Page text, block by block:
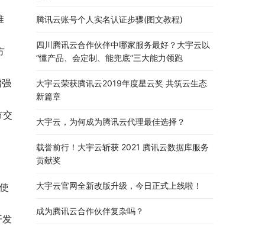
交
发
腾讯云账号个人实名认证步骤(图文教程)
四川腾讯云合作伙伴中哪家服务最好？大宇云以
“懂产品、会定制、能兜底”三大能力领跑
大宇云荣获腾讯云2019年度星云奖 共筑云生态
新篇章
大宇云，为何成为腾讯云代理最佳选择？
载誉前行！大宇云斩获 2021 腾讯云数据库服务
贡献奖
大宇云官网全新改版升级，今日正式上线啦！
成为腾讯云合作伙伴复杂吗？